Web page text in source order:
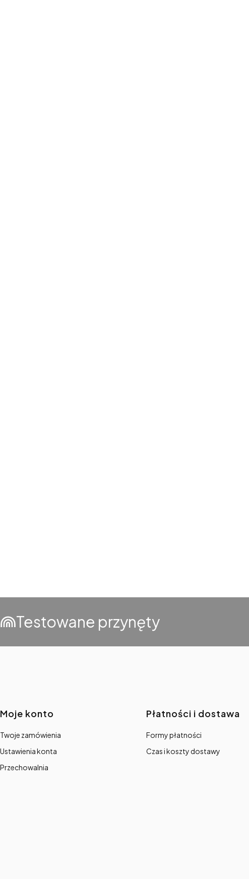
Testowane przynęty
Linki w stopce
Moje konto
Twoje zamówienia
Ustawienia konta
Przechowalnia
Płatności i dostawa
Formy płatności
Czas i koszty dostawy